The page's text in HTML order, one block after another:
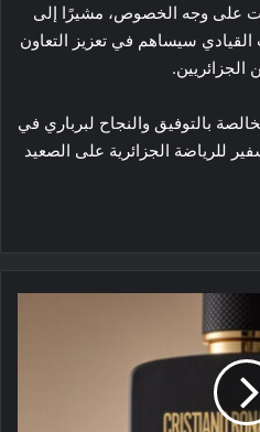
على وجه الخصوص، مشيرًا إلى
سيساهم في تعزيز التعاون
بالتوفيق والنجاح لبرباري في
للرياضة الجزائرية على الصعيد